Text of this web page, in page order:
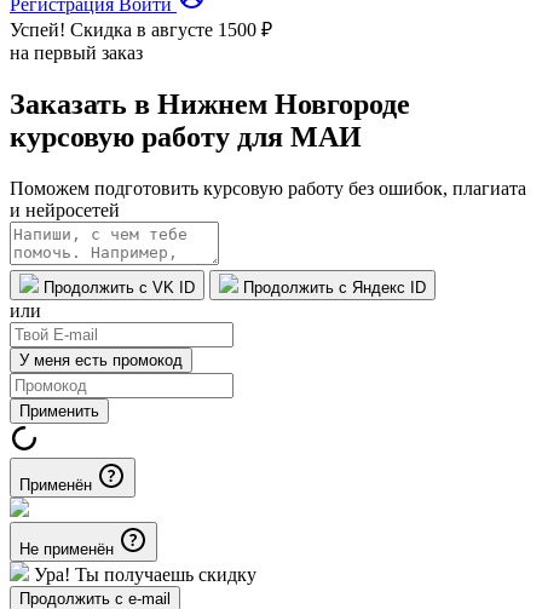
Регистрация Войти
Успей! Скидка в августе 1500 ₽
на первый заказ
Заказать в Нижнем Новгороде
курсовую работу для МАИ
Поможем подготовить курсовую работу без ошибок, плагиата
и нейросетей
Продолжить с VK ID Продолжить с Яндекс ID
или
У меня есть промокод
Применить
Применён
Не применён
Ура! Ты получаешь скидку
Продолжить с e-mail